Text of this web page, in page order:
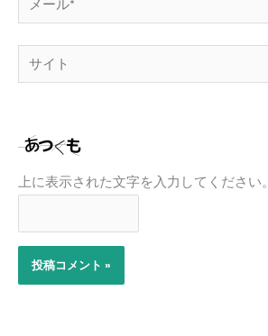
ー
ル
イ
上に表示された文字を入力してください。